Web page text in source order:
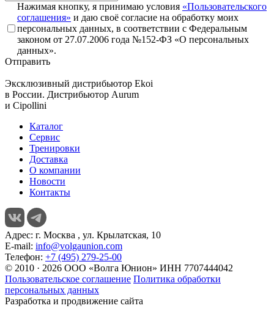
Нажимая кнопку, я принимаю условия «Пользовательского
соглашения» и даю своё согласие на обработку моих
персональных данных, в соответствии с Федеральным
законом от 27.07.2006 года №152-ФЗ «О персональных
данных».
Отправить
Эксклюзивный дистрибьютор Ekoi
в России. Дистрибьютор Aurum
и Cipollini
Каталог
Сервис
Тренировки
Доставка
О компании
Новости
Контакты
Адрес: г. Москва , ул. Крылатская, 10
E-mail: info@volgaunion.com
Телефон: +7 (495) 279-25-00
© 2010 · 2026 ООО «Волга Юнион» ИНН 7707444042
Пользовательское соглашение Политика обработки
персональных данных
Разработка и продвижение сайта